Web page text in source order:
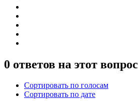
0 ответов на этот вопрос
Сортировать по голосам
Сортировать по дате